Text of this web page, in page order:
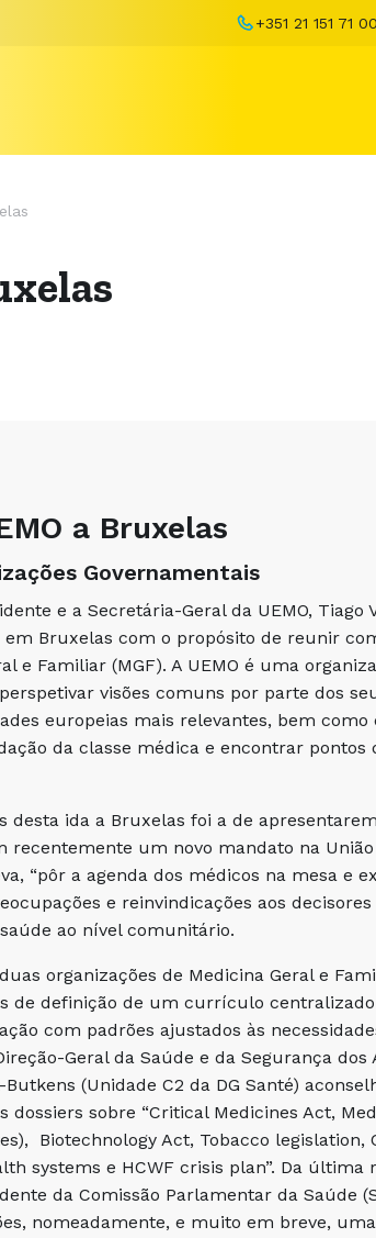
+351 21 151 71 00
a Bruxelas
Governamentais
e a Secretária-Geral da UEMO, Tiago
Bruxelas com o propósito de reunir
e Familiar (MGF). A UEMO é uma
visões comuns por parte dos
europeias mais relevantes, bem
da classe médica e encontrar
desta ida a Bruxelas foi a de
recentemente um novo mandato na
“pôr a agenda dos médicos na mesa e
e reinvindicações aos
ao nível comunitário.
organizações de Medicina Geral e
de definição de um currículo
com padrões ajustados às
Geral da Saúde e da Segurança dos
(Unidade C2 da DG Santé)
dossiers sobre “Critical Medicines Act,
Biotechnology Act, Tobacco
systems e HCWF crisis plan”. Da
da Comissão Parlamentar da Saúde
nomeadamente, e muito em breve,